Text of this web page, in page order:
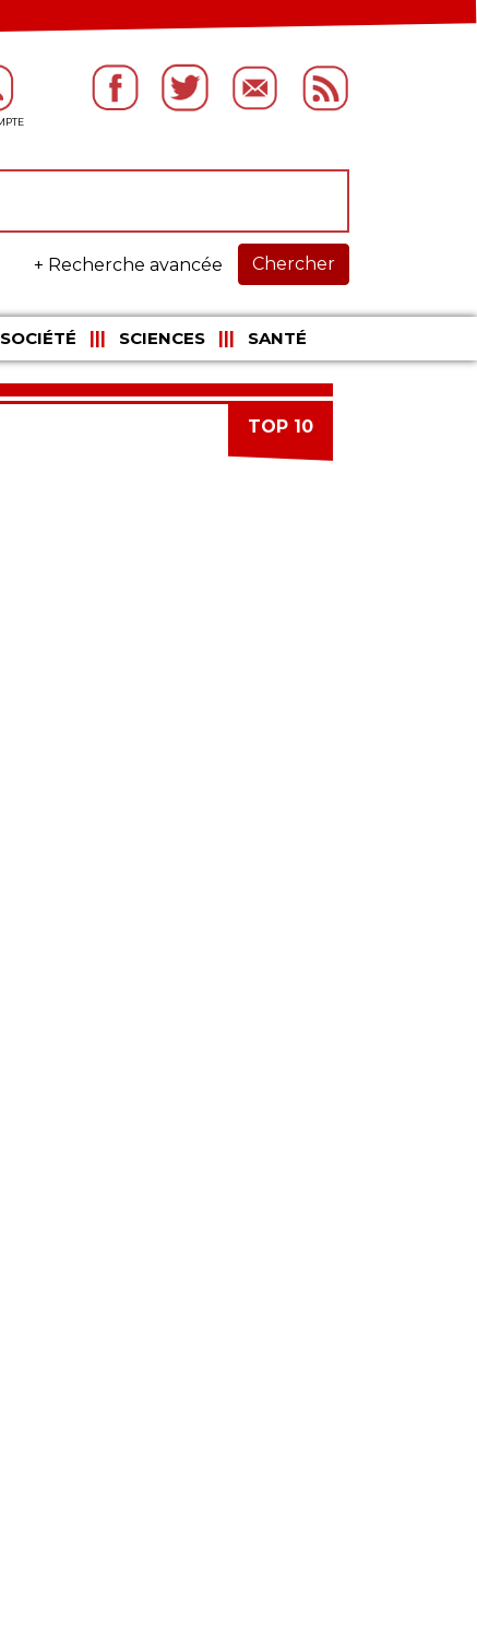
Chercher
+ Recherche avancée
SOCIÉTÉ SCIENCES SANTÉ
TOP 10